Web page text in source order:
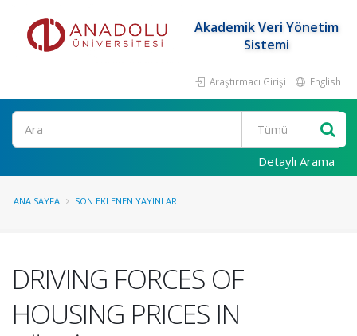
Akademik Veri Yönetim
Sistemi
Araştırmacı Girişi English
Ara
Detaylı Arama
ANA SAYFA SON EKLENEN YAYINLAR
DRIVING FORCES OF
HOUSING PRICES IN